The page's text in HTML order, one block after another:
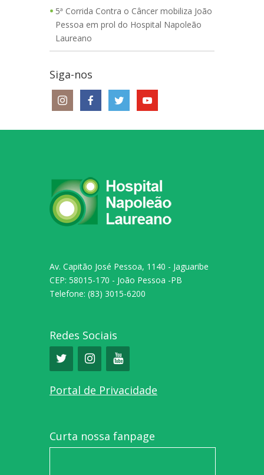
5ª Corrida Contra o Câncer mobiliza João
Pessoa em prol do Hospital Napoleão
Laureano
Siga-nos
Av. Capitão José Pessoa, 1140 - Jaguaribe
CEP: 58015-170 - João Pessoa -PB
Telefone: (83) 3015-6200
Redes Sociais
Portal de Privacidade
Curta nossa fanpage